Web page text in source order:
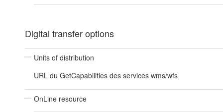
Digital transfer options
Units of distribution
URL du GetCapabilities des services wms/wfs
OnLine resource